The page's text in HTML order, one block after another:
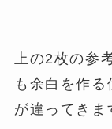
上の2枚の参
も余白を作
が違ってきま